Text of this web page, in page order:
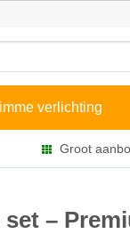
verlichting
Groot
–